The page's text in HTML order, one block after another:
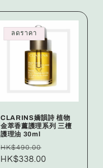
ลดราคา
CLARINS嬌韻詩 植物
金萃香薰護理系列 三檀
護理油 30ml
ราคา
ปกติ
HK$490.00
HK$338.00